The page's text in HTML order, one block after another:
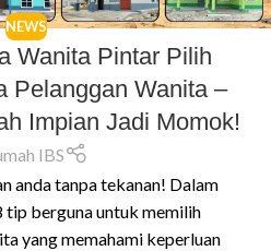
NEWS
Wanita Pintar Pilih
Pelanggan Wanita –
Impian Jadi Momok!
IBS
anda tanpa tekanan! Dalam
berguna untuk memilih
yang memahami keperluan